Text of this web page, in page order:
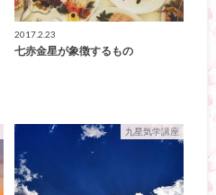
2017.2.23
七赤金星が象徴するもの
九星気学講座